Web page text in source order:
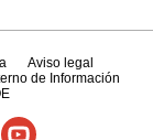
Aviso legal
de Información